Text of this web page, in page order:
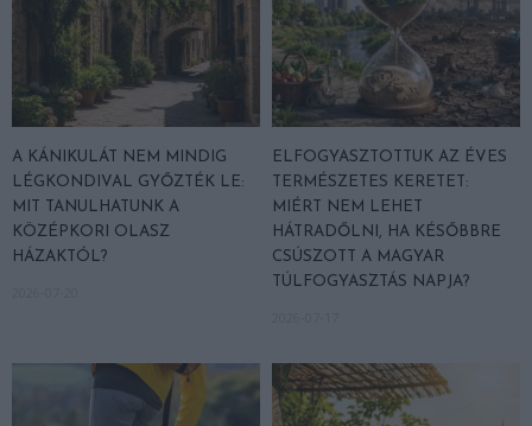
A KÁNIKULÁT NEM MINDIG
LÉGKONDIVAL GYŐZTÉK LE:
MIT TANULHATUNK A
KÖZÉPKORI OLASZ
HÁZAKTÓL?
ELFOGYASZTOTTUK AZ ÉVES
TERMÉSZETES KERETET:
MIÉRT NEM LEHET
HÁTRADŐLNI, HA KÉSŐBBRE
CSÚSZOTT A MAGYAR
TÚLFOGYASZTÁS NAPJA?